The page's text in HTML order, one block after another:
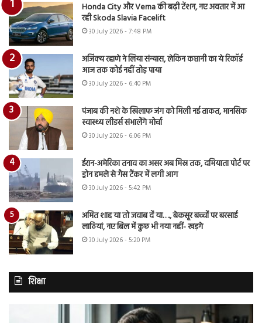
Honda City और Verna की बढ़ी टेंशन, नए अवतार में आ
रही Skoda Slavia Facelift
30 July 2026 - 7:48 PM
अजिंक्य रहाणे ने लिया संन्यास, लेकिन कप्तानी का ये रिकॉर्ड
आज तक कोई नहीं तोड़ पाया
30 July 2026 - 6:40 PM
पंजाब की नशे के खिलाफ जंग को मिली नई ताकत, मानसिक
स्वास्थ्य लीडर्स संभालेंगे मोर्चा
30 July 2026 - 6:06 PM
ईरान-अमेरिका तनाव का असर अब मिस्र तक, दमियाता पोर्ट पर
ड्रोन हमले से गैस टैंकर में लगी आग
30 July 2026 - 5:42 PM
अमित शाह या तो जवाब दें या…., बेकसूर बच्चों पर बरसाई
लाठियां, नए बिल में कुछ भी नया नहीं- खड़गे
30 July 2026 - 5:20 PM
शिक्षा